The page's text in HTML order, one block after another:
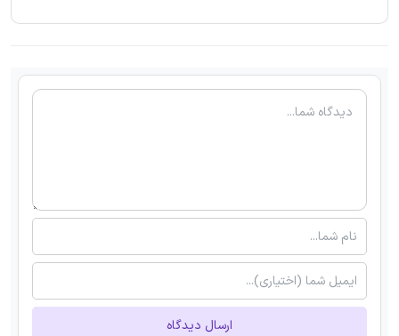
ارسال دیدگاه